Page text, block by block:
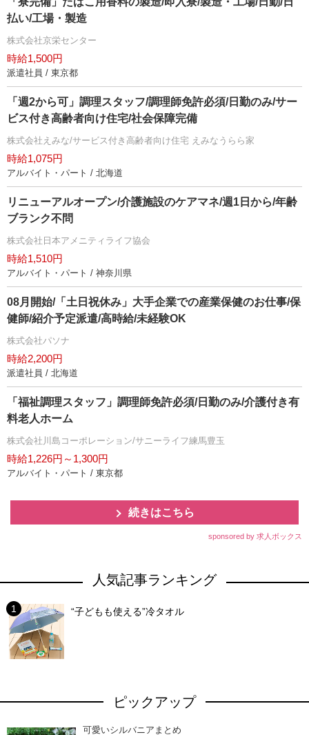
払い/工場・製造
株式会社京栄センター
時給1,500円
派遣社員 / 東京都
「週2から可」調理スタッフ/調理師免許必須/日勤のみ/サー
ビス付き高齢者向け住宅/社会保障完備
株式会社えみな/サービス付き高齢者向け住宅 えみなうらら家
時給1,075円
アルバイト・パート / 北海道
リニューアルオープン/介護施設のケアマネ/週1日から/年齢
ブランク不問
株式会社日本アメニティライフ協会
時給1,510円
アルバイト・パート / 神奈川県
08月開始/「土日祝休み」大手企業での産業保健のお仕事/保
健師/紹介予定派遣/高時給/未経験OK
株式会社パソナ
時給2,200円
派遣社員 / 北海道
「福祉調理スタッフ」調理師免許必須/日勤のみ/介護付き有
料老人ホーム
株式会社川島コーポレーション/サニーライフ練馬豊玉
時給1,226円～1,300円
アルバイト・パート / 東京都
続きはこちら
sponsored by 求人ボックス
人気記事ランキング
“子どもも使える”冷タオル
ピックアップ
可愛いシルバニアまとめ